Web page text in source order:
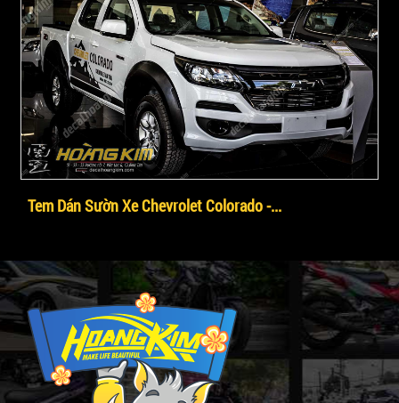
Tem Dán Sườn Xe Chevrolet Colorado -...